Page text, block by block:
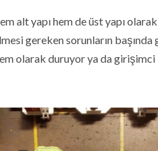
alt yapı hem de üst yapı
gereken sorunların
olarak duruyor ya da